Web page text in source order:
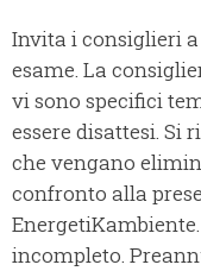
Invita i consiglieri
esame. La
vi sono specifici
essere disattesi. Si
che vengano
confronto alla
incompleto.